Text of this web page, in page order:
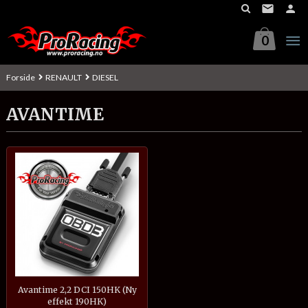
innholdet
0
Forside RENAULT DIESEL
AVANTIME
Avantime 2,2 DCI 150HK (Ny
effekt 190HK)